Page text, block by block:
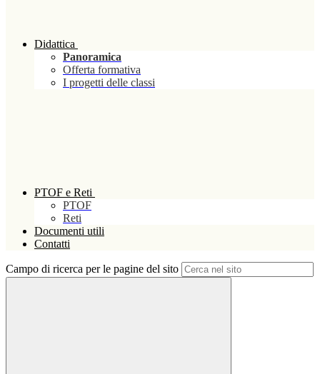
Didattica
Panoramica
Offerta formativa
I progetti delle classi
PTOF e Reti
PTOF
Reti
Documenti utili
Contatti
Campo di ricerca per le pagine del sito